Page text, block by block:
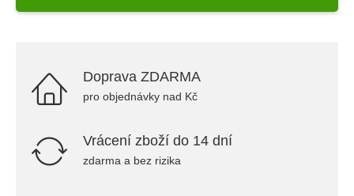
Doprava ZDARMA
pro objednávky nad Kč
Vrácení zboží do 14 dní
zdarma a bez rizika